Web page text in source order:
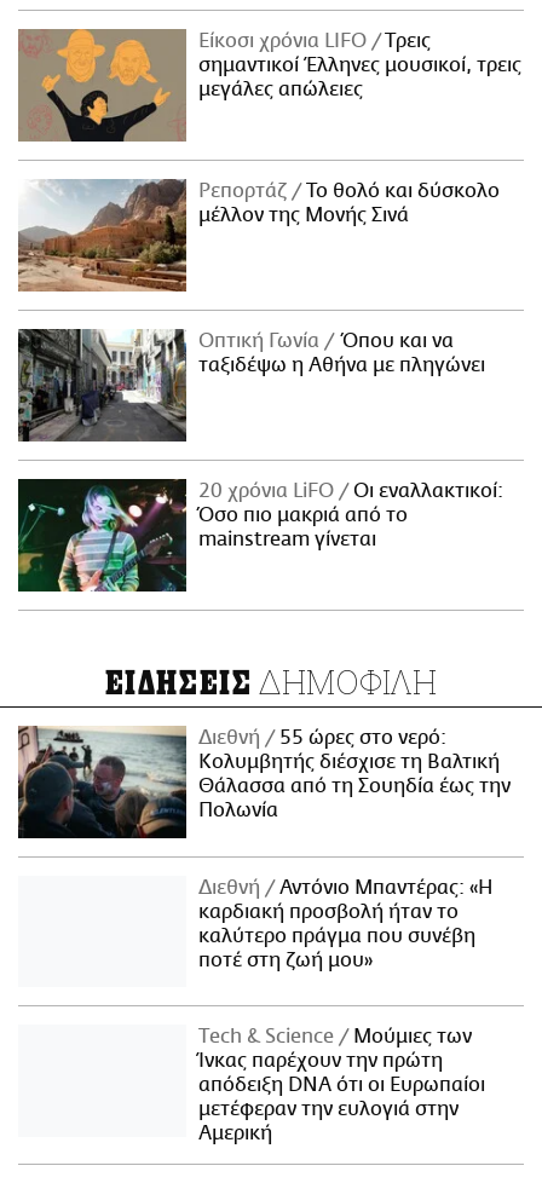
Είκοσι χρόνια LIFO
Tρεις
σημαντικοί Έλληνες μουσικοί, τρεις
μεγάλες απώλειες
Ρεπορτάζ
Το θολό και δύσκολο
μέλλον της Μονής Σινά
Οπτική Γωνία
Όπου και να
ταξιδέψω η Αθήνα με πληγώνει
20 χρόνια LiFO
Οι εναλλακτικοί:
Όσο πιο μακριά από το
mainstream γίνεται
ΕΙΔΗΣΕΙΣ ΔΗΜΟΦΙΛΗ
Διεθνή
55 ώρες στο νερό:
Κολυμβητής διέσχισε τη Βαλτική
Θάλασσα από τη Σουηδία έως την
Πολωνία
Διεθνή
Αντόνιο Μπαντέρας: «Η
καρδιακή προσβολή ήταν το
καλύτερο πράγμα που συνέβη
ποτέ στη ζωή μου»
Τech & Science
Μούμιες των
Ίνκας παρέχουν την πρώτη
απόδειξη DNA ότι οι Ευρωπαίοι
μετέφεραν την ευλογιά στην
Αμερική